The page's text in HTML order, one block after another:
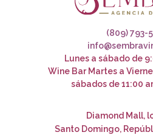
(809) 793-
Lunes a sábado de
Wine Bar Martes a
sábados de 11:00
Diamond Mall,
Santo Domingo,